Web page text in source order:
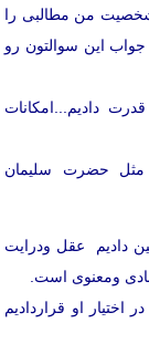
شخصیت من مطالبی را
جواب این سوالتون رو
دادیم...امکانات
مثل حضرت سلیمان
دادیم عقل ودرایت
ومعنوی است.
اختیار او قراردادیم